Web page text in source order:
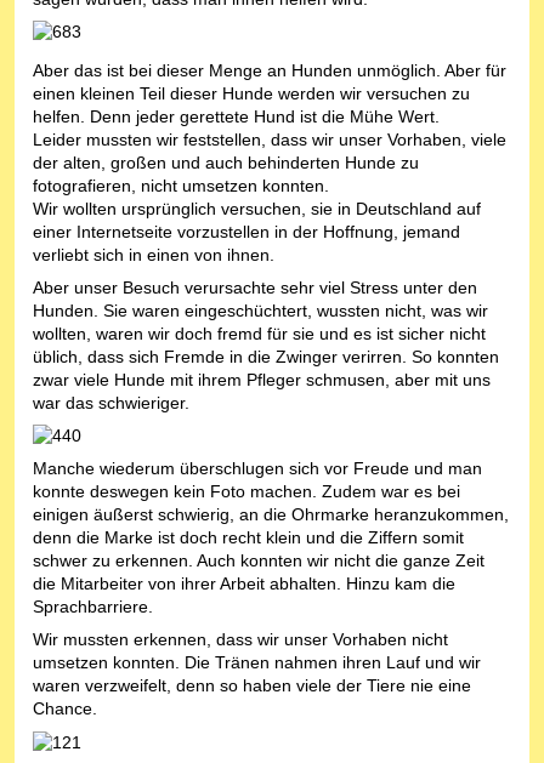
Aber das ist bei dieser Menge an Hunden unmöglich. Aber für
einen kleinen Teil dieser Hunde werden wir versuchen zu
helfen. Denn jeder gerettete Hund ist die Mühe Wert.
Leider mussten wir feststellen, dass wir unser Vorhaben, viele
der alten, großen und auch behinderten Hunde zu
fotografieren, nicht umsetzen konnten.
Wir wollten ursprünglich versuchen, sie in Deutschland auf
einer Internetseite vorzustellen in der Hoffnung, jemand
verliebt sich in einen von ihnen.
Aber unser Besuch verursachte sehr viel Stress unter den
Hunden. Sie waren eingeschüchtert, wussten nicht, was wir
wollten, waren wir doch fremd für sie und es ist sicher nicht
üblich, dass sich Fremde in die Zwinger verirren. So konnten
zwar viele Hunde mit ihrem Pfleger schmusen, aber mit uns
war das schwieriger.
Manche wiederum überschlugen sich vor Freude und man
konnte deswegen kein Foto machen. Zudem war es bei
einigen äußerst schwierig, an die Ohrmarke heranzukommen,
denn die Marke ist doch recht klein und die Ziffern somit
schwer zu erkennen. Auch konnten wir nicht die ganze Zeit
die Mitarbeiter von ihrer Arbeit abhalten. Hinzu kam die
Sprachbarriere.
Wir mussten erkennen, dass wir unser Vorhaben nicht
umsetzen konnten. Die Tränen nahmen ihren Lauf und wir
waren verzweifelt, denn so haben viele der Tiere nie eine
Chance.